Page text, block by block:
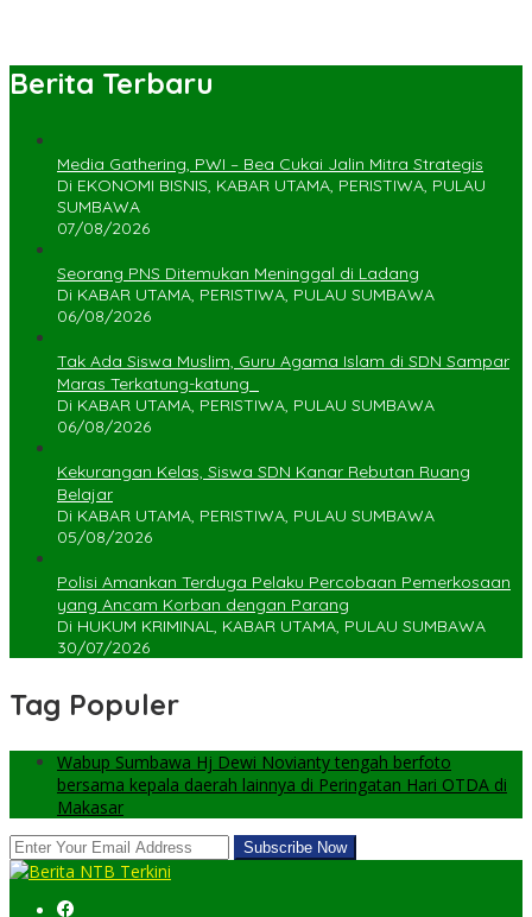
Berita Terbaru
Media Gathering, PWI – Bea Cukai Jalin Mitra Strategis
Di EKONOMI BISNIS, KABAR UTAMA, PERISTIWA, PULAU
SUMBAWA
07/08/2026
Seorang PNS Ditemukan Meninggal di Ladang
Di KABAR UTAMA, PERISTIWA, PULAU SUMBAWA
06/08/2026
Tak Ada Siswa Muslim, Guru Agama Islam di SDN Sampar
Maras Terkatung-katung ‎
Di KABAR UTAMA, PERISTIWA, PULAU SUMBAWA
06/08/2026
Kekurangan Kelas, Siswa SDN Kanar Rebutan Ruang
Belajar
Di KABAR UTAMA, PERISTIWA, PULAU SUMBAWA
05/08/2026
Polisi Amankan Terduga Pelaku Percobaan Pemerkosaan
yang Ancam Korban dengan Parang
Di HUKUM KRIMINAL, KABAR UTAMA, PULAU SUMBAWA
30/07/2026
Tag Populer
Wabup Sumbawa Hj Dewi Novianty tengah berfoto
bersama kepala daerah lainnya di Peringatan Hari OTDA di
Makasar